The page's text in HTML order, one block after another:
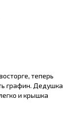
теперь
графин. Дедушка
и крышка